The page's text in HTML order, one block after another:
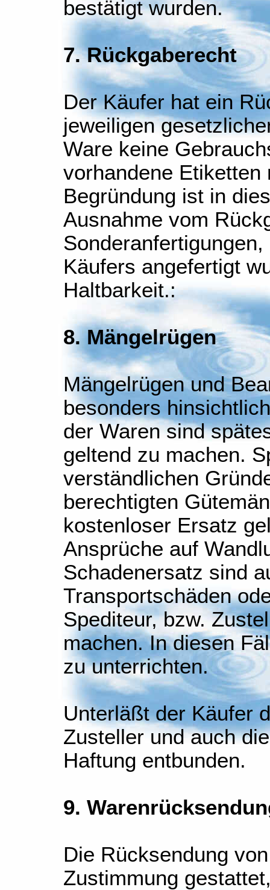
bestätigt wurden.
7. Rückgaberecht
Der Käufer hat ein
jeweiligen
Ware keine
vorhandene
Begründung ist in
Ausnahme vom
Käufers angefertigt
Haltbarkeit.:
8. Mängelrügen
Mängelrügen und
besonders
der Waren sind
geltend zu machen.
verständlichen
berechtigten
kostenloser Ersatz
Ansprüche auf
Schadenersatz sind
Transportschäden
Spediteur, bzw.
machen. In diesen
zu unterrichten.
Unterläßt der Käufer
Zusteller und auch
Haftung entbunden.
9.
Die Rücksendung
Zustimmung